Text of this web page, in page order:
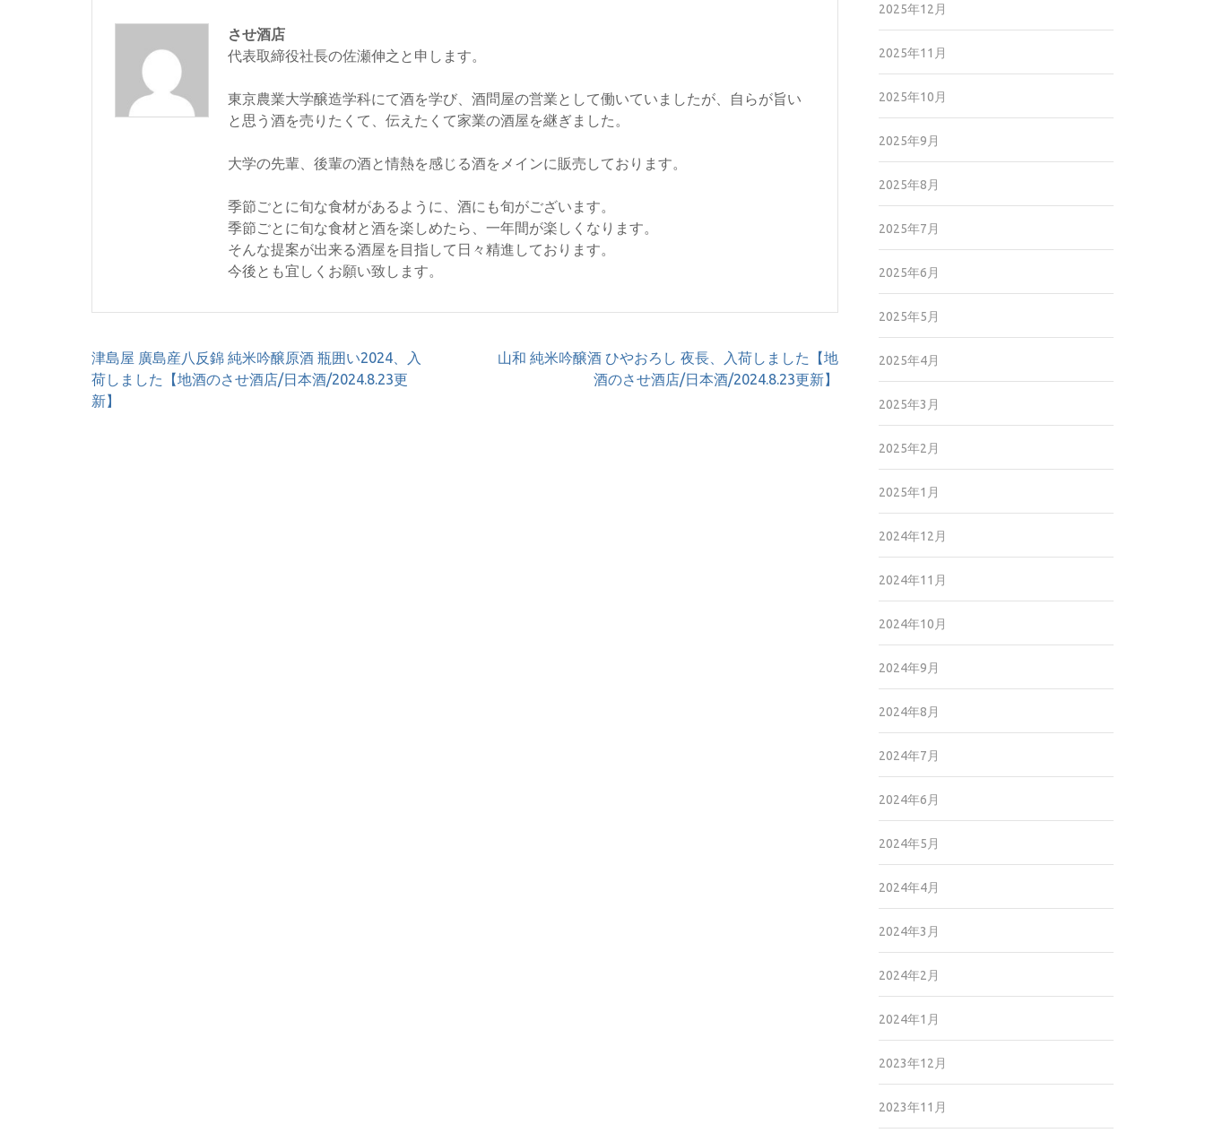
させ酒店
代表取締役社長の佐瀬伸之と申します。
東京農業大学醸造学科にて酒を学び、酒問屋の営業として働いていましたが、自らが旨い
と思う酒を売りたくて、伝えたくて家業の酒屋を継ぎました。
大学の先輩、後輩の酒と情熱を感じる酒をメインに販売しております。
季節ごとに旬な食材があるように、酒にも旬がございます。
季節ごとに旬な食材と酒を楽しめたら、一年間が楽しくなります。
そんな提案が出来る酒屋を目指して日々精進しております。
今後とも宜しくお願い致します。
投
稿
ナ
津島屋 廣島産八反錦 純米吟醸原酒 瓶囲い2024、入
荷しました【地酒のさせ酒店/日本酒/2024.8.23更
新】
山和 純米吟醸酒 ひやおろし 夜長、入荷しました【地
酒のさせ酒店/日本酒/2024.8.23更新】
2025年12月
2025年11月
2025年10月
2025年9月
2025年8月
2025年7月
2025年6月
2025年5月
2025年4月
2025年3月
2025年2月
2025年1月
2024年12月
2024年11月
2024年10月
2024年9月
2024年8月
2024年7月
2024年6月
2024年5月
2024年4月
2024年3月
2024年2月
2024年1月
2023年12月
2023年11月